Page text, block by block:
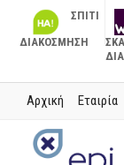
ΣΠΙΤΙ
ΔΙΑΚΟΣΜΗΣΗ
Αρχική Εταιρία